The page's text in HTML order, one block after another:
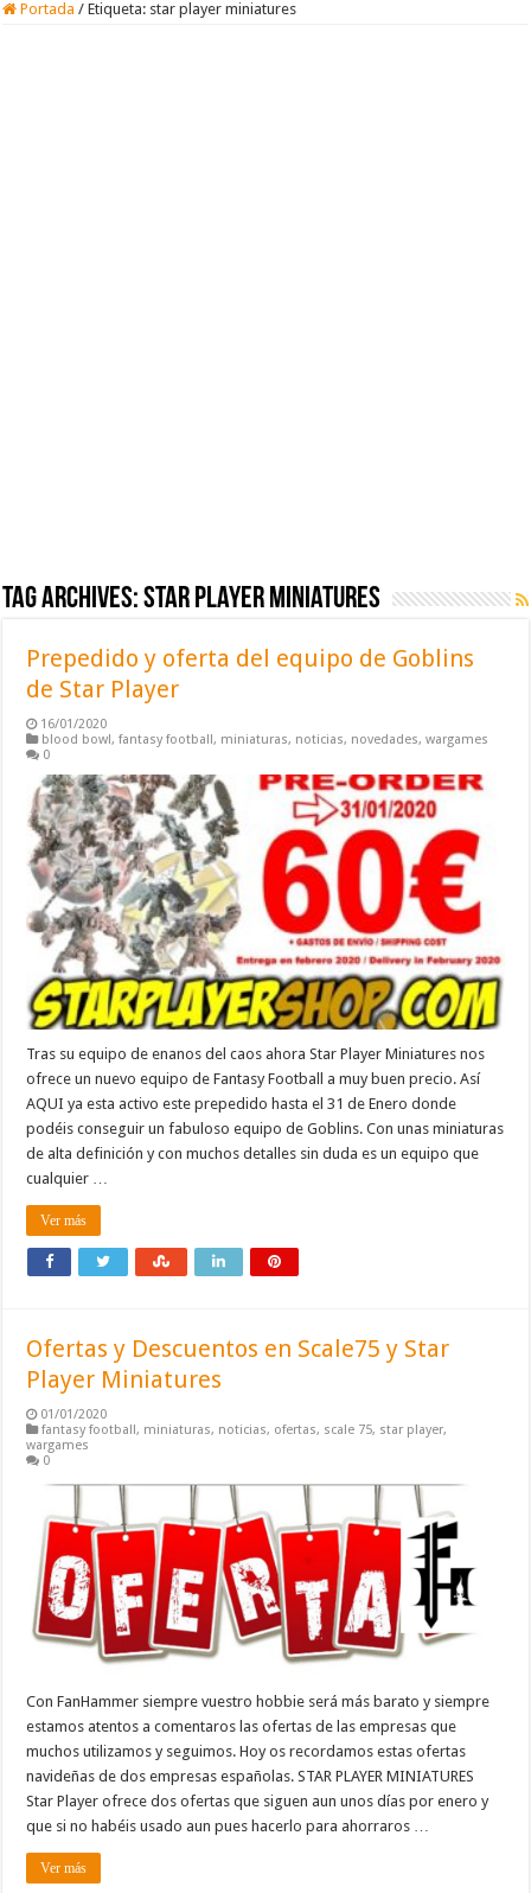
Portada / Etiqueta: star player miniatures
Tag Archives:star player miniatures
Prepedido y oferta del equipo de Goblins
de Star Player
16/01/2020
blood bowl,fantasy football, miniaturas, noticias, novedades,wargames
0
Tras su equipo de enanos del caos ahora Star Player Miniatures nos
ofrece un nuevo equipo de Fantasy Football a muy buen precio. Así
AQUI ya esta activo este prepedido hasta el 31 de Enero donde
podéis conseguir un fabuloso equipo de Goblins. Con unas miniaturas
de alta definición y con muchos detalles sin duda es un equipo que
cualquier …
Ver más
Ofertas y Descuentos en Scale75 y Star
Player Miniatures
01/01/2020
fantasy football, miniaturas, noticias, ofertas, scale 75, star player,
wargames
0
Con FanHammer siempre vuestro hobbie será más barato y siempre
estamos atentos a comentaros las ofertas de las empresas que
muchos utilizamos y seguimos. Hoy os recordamos estas ofertas
navideñas de dos empresas españolas. STAR PLAYER MINIATURES
Star Player ofrece dos ofertas que siguen aun unos días por enero y
que si no habéis usado aun pues hacerlo para ahorraros …
Ver más